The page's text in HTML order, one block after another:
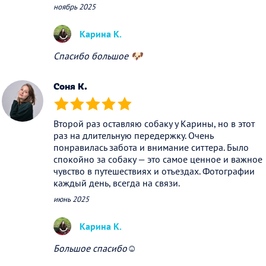
ноябрь 2025
Карина К.
Спасибо большое 🐶
Cоня К.
(*) (*) (*) (*) (*)
Второй раз оставляю собаку у Карины, но в этот
раз на длительную передержку. Очень
понравилась забота и внимание ситтера. Было
спокойно за собаку — это самое ценное и важное
чувство в путешествиях и отъездах. Фотографии
каждый день, всегда на связи.
июнь 2025
Карина К.
Большое спасибо☺️